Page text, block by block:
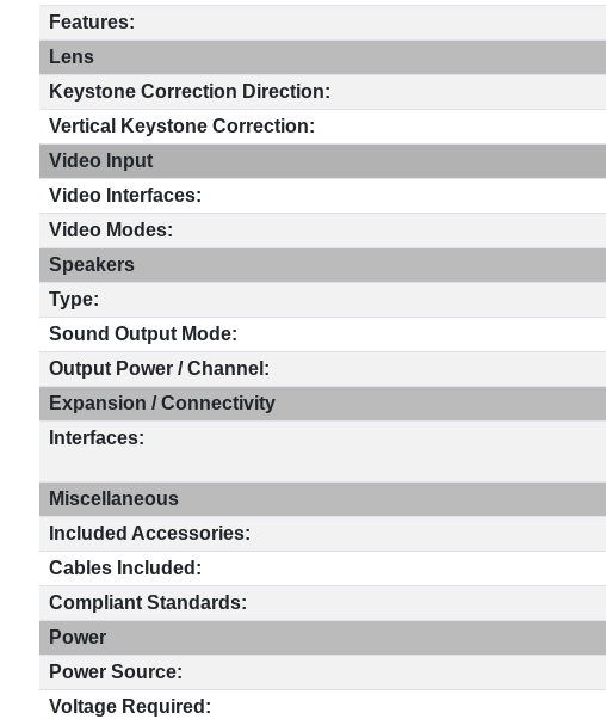
Features:
Lens
Keystone Correction Direction:
Vertical Keystone Correction:
Video Input
Video Interfaces:
Video Modes:
Speakers
Type:
Sound Output Mode:
Output Power / Channel:
Expansion / Connectivity
Interfaces:
Miscellaneous
Included Accessories:
Cables Included:
Compliant Standards:
Power
Power Source:
Voltage Required: